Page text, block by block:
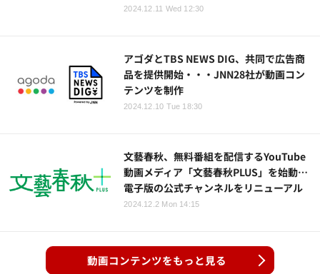
2024.12.11 Wed 12:30
アゴダとTBS NEWS DIG、共同で広告商
品を提供開始・・・JNN28社が動画コン
テンツを制作
2024.12.10 Tue 18:30
文藝春秋、無料番組を配信するYouTube
動画メディア「文藝春秋PLUS」を始動…
電子版の公式チャンネルをリニューアル
2024.12.2 Mon 14:15
動画コンテンツをもっと見る